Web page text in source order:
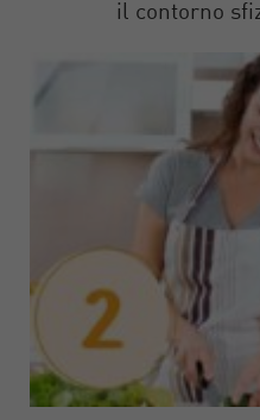
il contorno